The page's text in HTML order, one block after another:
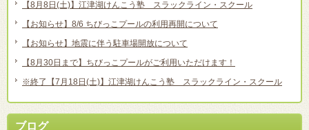
【8月8日(土)】江津湖けんこう塾 スラックライン・スクール
【お知らせ】8/6 ちびっこプールの利用再開について
【お知らせ】地震に伴う駐車場開放について
【8月30日まで】ちびっこプールがご利用いただけます！
※終了【7月18日(土)】江津湖けんこう塾 スラックライン・スクール
ブログ